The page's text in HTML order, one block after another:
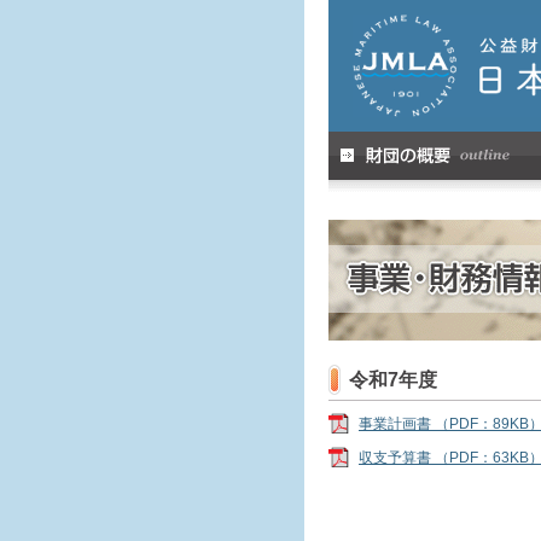
令和7年度
事業計画書 （PDF：89KB
収支予算書 （PDF：63KB